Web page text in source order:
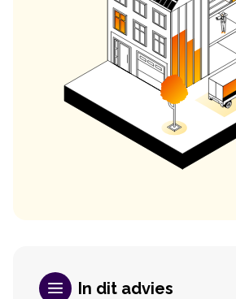
In dit advies